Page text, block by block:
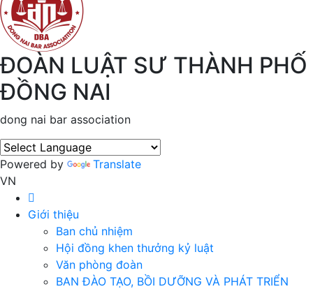
ĐOÀN LUẬT SƯ THÀNH PHỐ
ĐỒNG NAI
dong nai bar association
Powered by
Translate
VN
Giới thiệu
Ban chủ nhiệm
Hội đồng khen thưởng kỷ luật
Văn phòng đoàn
BAN ĐÀO TẠO, BỒI DƯỠNG VÀ PHÁT TRIỂN